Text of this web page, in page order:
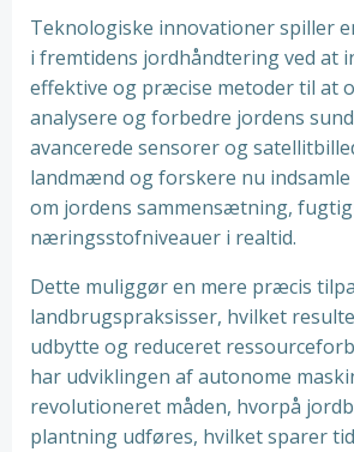
Teknologiske innovationer spiller
i fremtidens jordhåndtering ved at
effektive og præcise metoder til at
analysere og forbedre jordens
avancerede sensorer og
landmænd og forskere nu
om jordens sammensætning,
næringsstofniveauer i realtid.
Dette muliggør en mere præcis
landbrugspraksisser, hvilket
udbytte og reduceret
har udviklingen af autonome
revolutioneret måden, hvorpå
plantning udføres, hvilket sparer